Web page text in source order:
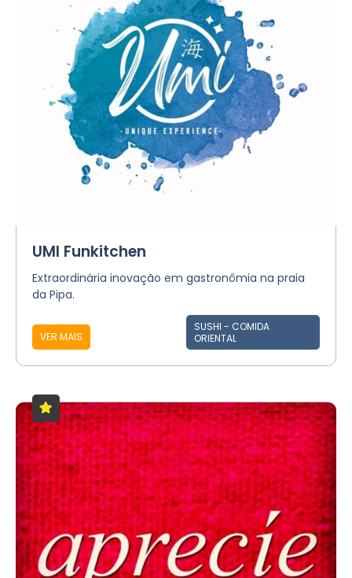
UMI Funkitchen
Extraordinária inovação em gastronômia na praia
da Pipa.
VER MAIS
SUSHI - COMIDA
ORIENTAL